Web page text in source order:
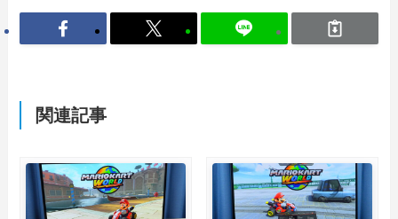
関連記事